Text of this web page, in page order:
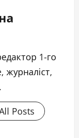
1-го
журналіст,
Posts